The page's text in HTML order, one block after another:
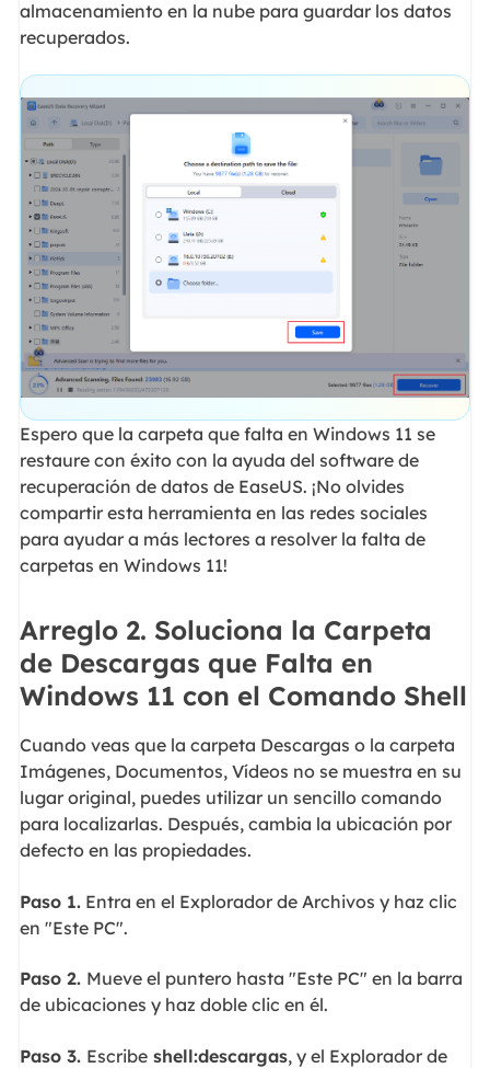
almacenamiento en la nube para guardar los datos
recuperados.
Espero que la carpeta que falta en Windows 11 se
restaure con éxito con la ayuda del software de
recuperación de datos de EaseUS. ¡No olvides
compartir esta herramienta en las redes sociales
para ayudar a más lectores a resolver la falta de
carpetas en Windows 11!
Arreglo 2. Soluciona la Carpeta
de Descargas que Falta en
Windows 11 con el Comando Shell
Cuando veas que la carpeta Descargas o la carpeta
Imágenes, Documentos, Vídeos no se muestra en su
lugar original, puedes utilizar un sencillo comando
para localizarlas. Después, cambia la ubicación por
defecto en las propiedades.
Paso 1.Entra en el Explorador de Archivos y haz clic
en "Este PC".
Paso 2. Mueve el puntero hasta "Este PC" en la barra
de ubicaciones y haz doble clic en él.
Paso 3. Escribeshell:descargas, y el Explorador de